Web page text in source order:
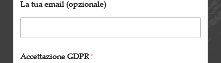
La tua email (opzionale)
Accettazione GDPR*